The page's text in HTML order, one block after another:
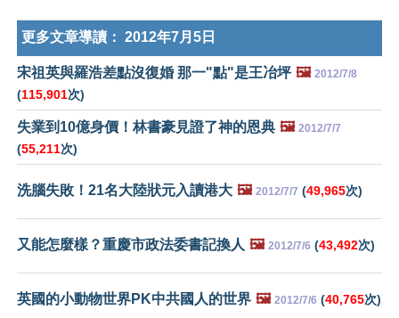
更多文章導讀： 2012年7月5日
宋祖英與羅浩差點沒復婚 那一"點"是王冶坪 🖼️ 2012/7/8
(115,901次)
失業到10億身價！林書豪見證了神的恩典 🖼️ 2012/7/7
(55,211次)
洗腦失敗！21名大陸狀元入讀港大 🖼️ 2012/7/7 (49,965次)
又能怎麼樣？重慶市政法委書記換人 🖼️ 2012/7/6 (43,492次)
英國的小動物世界PK中共國人的世界 🖼️ 2012/7/6 (40,765次)